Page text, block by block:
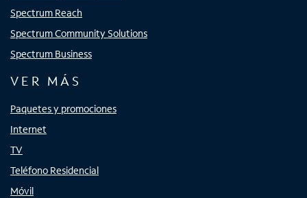
Spectrum Reach
Spectrum Community Solutions
Spectrum Business
VER MÁS
Paquetes y promociones
Internet
TV
Teléfono Residencial
Móvil